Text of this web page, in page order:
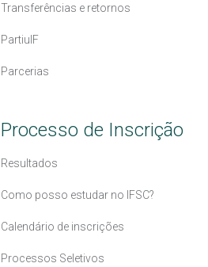
Transferências e retornos
PartiuIF
Parcerias
Processo de Inscrição
Resultados
Como posso estudar no IFSC?
Calendário de inscrições
Processos Seletivos